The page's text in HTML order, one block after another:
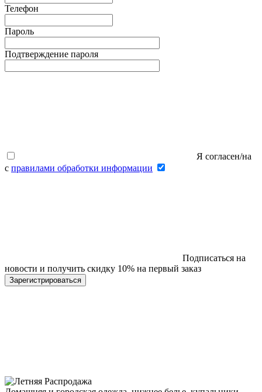
Телефон
Пароль
Подтверждение пароля
Я согласен/на
с правилами обработки информации
Подписаться на
новости и получить скидку 10% на первый заказ